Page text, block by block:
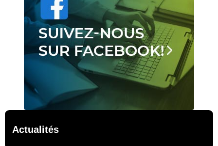
Actualités